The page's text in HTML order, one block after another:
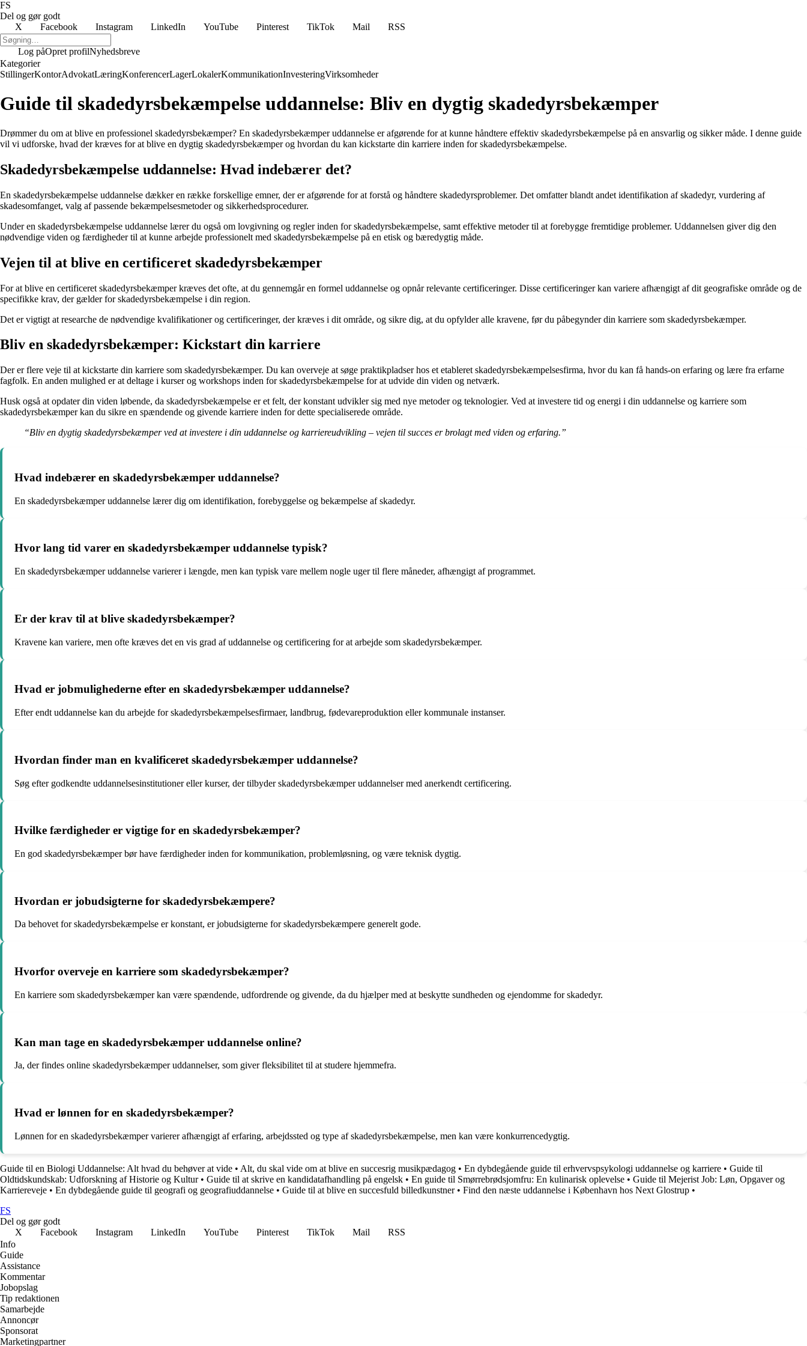
FS
Del og gør godt
X
Facebook Instagram LinkedIn YouTube Pinterest TikTok Mail RSS
Log påOpret profilNyhedsbreve
Kategorier
StillingerKontorAdvokatLæringKonferencerLagerLokalerKommunikationInvesteringVirksomheder
Guide til skadedyrsbekæmpelse uddannelse: Bliv en dygtig skadedyrsbekæmper
Drømmer du om at blive en professionel skadedyrsbekæmper? En skadedyrsbekæmper uddannelse er afgørende for at kunne håndtere effektiv skadedyrsbekæmpelse på en ansvarlig og sikker måde. I denne guide
vil vi udforske, hvad der kræves for at blive en dygtig skadedyrsbekæmper og hvordan du kan kickstarte din karriere inden for skadedyrsbekæmpelse.
Skadedyrsbekæmpelse uddannelse: Hvad indebærer det?
En skadedyrsbekæmpelse uddannelse dækker en række forskellige emner, der er afgørende for at forstå og håndtere skadedyrsproblemer. Det omfatter blandt andet identifikation af skadedyr, vurdering af
skadesomfanget, valg af passende bekæmpelsesmetoder og sikkerhedsprocedurer.
Under en skadedyrsbekæmpelse uddannelse lærer du også om lovgivning og regler inden for skadedyrsbekæmpelse, samt effektive metoder til at forebygge fremtidige problemer. Uddannelsen giver dig den
nødvendige viden og færdigheder til at kunne arbejde professionelt med skadedyrsbekæmpelse på en etisk og bæredygtig måde.
Vejen til at blive en certificeret skadedyrsbekæmper
For at blive en certificeret skadedyrsbekæmper kræves det ofte, at du gennemgår en formel uddannelse og opnår relevante certificeringer. Disse certificeringer kan variere afhængigt af dit geografiske område og de
specifikke krav, der gælder for skadedyrsbekæmpelse i din region.
Det er vigtigt at researche de nødvendige kvalifikationer og certificeringer, der kræves i dit område, og sikre dig, at du opfylder alle kravene, før du påbegynder din karriere som skadedyrsbekæmper.
Bliv en skadedyrsbekæmper: Kickstart din karriere
Der er flere veje til at kickstarte din karriere som skadedyrsbekæmper. Du kan overveje at søge praktikpladser hos et etableret skadedyrsbekæmpelsesfirma, hvor du kan få hands-on erfaring og lære fra erfarne
fagfolk. En anden mulighed er at deltage i kurser og workshops inden for skadedyrsbekæmpelse for at udvide din viden og netværk.
Husk også at opdater din viden løbende, da skadedyrsbekæmpelse er et felt, der konstant udvikler sig med nye metoder og teknologier. Ved at investere tid og energi i din uddannelse og karriere som
skadedyrsbekæmper kan du sikre en spændende og givende karriere inden for dette specialiserede område.
“Bliv en dygtig skadedyrsbekæmper ved at investere i din uddannelse og karriereudvikling – vejen til succes er brolagt med viden og erfaring.”
Hvad indebærer en skadedyrsbekæmper uddannelse?
En skadedyrsbekæmper uddannelse lærer dig om identifikation, forebyggelse og bekæmpelse af skadedyr.
Hvor lang tid varer en skadedyrsbekæmper uddannelse typisk?
En skadedyrsbekæmper uddannelse varierer i længde, men kan typisk vare mellem nogle uger til flere måneder, afhængigt af programmet.
Er der krav til at blive skadedyrsbekæmper?
Kravene kan variere, men ofte kræves det en vis grad af uddannelse og certificering for at arbejde som skadedyrsbekæmper.
Hvad er jobmulighederne efter en skadedyrsbekæmper uddannelse?
Efter endt uddannelse kan du arbejde for skadedyrsbekæmpelsesfirmaer, landbrug, fødevareproduktion eller kommunale instanser.
Hvordan finder man en kvalificeret skadedyrsbekæmper uddannelse?
Søg efter godkendte uddannelsesinstitutioner eller kurser, der tilbyder skadedyrsbekæmper uddannelser med anerkendt certificering.
Hvilke færdigheder er vigtige for en skadedyrsbekæmper?
En god skadedyrsbekæmper bør have færdigheder inden for kommunikation, problemløsning, og være teknisk dygtig.
Hvordan er jobudsigterne for skadedyrsbekæmpere?
Da behovet for skadedyrsbekæmpelse er konstant, er jobudsigterne for skadedyrsbekæmpere generelt gode.
Hvorfor overveje en karriere som skadedyrsbekæmper?
En karriere som skadedyrsbekæmper kan være spændende, udfordrende og givende, da du hjælper med at beskytte sundheden og ejendomme for skadedyr.
Kan man tage en skadedyrsbekæmper uddannelse online?
Ja, der findes online skadedyrsbekæmper uddannelser, som giver fleksibilitet til at studere hjemmefra.
Hvad er lønnen for en skadedyrsbekæmper?
Lønnen for en skadedyrsbekæmper varierer afhængigt af erfaring, arbejdssted og type af skadedyrsbekæmpelse, men kan være konkurrencedygtig.
Guide til en Biologi Uddannelse: Alt hvad du behøver at vide • Alt, du skal vide om at blive en succesrig musikpædagog • En dybdegående guide til erhvervspsykologi uddannelse og karriere • Guide til
Oldtidskundskab: Udforskning af Historie og Kultur• Guide til at skrive en kandidatafhandling på engelsk • En guide til Smørrebrødsjomfru: En kulinarisk oplevelse • Guide til Mejerist Job: Løn, Opgaver og
Karriereveje • En dybdegående guide til geografi og geografiuddannelse • Guide til at blive en succesfuld billedkunstner• Find den næste uddannelse i København hos Next Glostrup •
FS
Del og gør godt
X
Facebook Instagram LinkedIn YouTube Pinterest TikTok Mail
RSS
Info
Guide
Assistance
Kommentar
Jobopslag
Tip redaktionen
Samarbejde
Annoncør
Sponsorat
Marketingpartner